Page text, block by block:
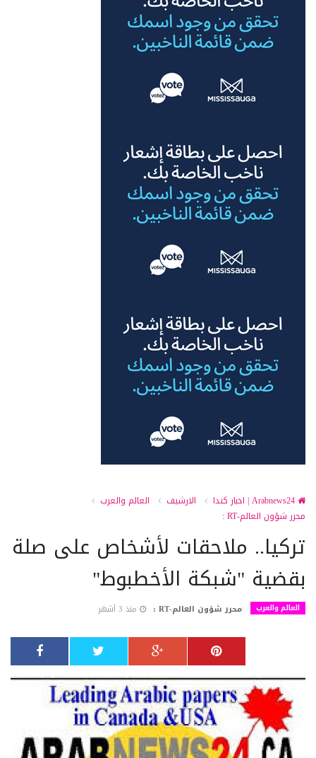
الارشيف
العالم والعرب
محرر شؤون العالم-RT :
تركيا.. ملاحقات لأشخاص على صلة
بقضية "شبكة الأخطبوط"
العالم والعرب محرر شؤون العالم-RT : منذ 3 أشهر